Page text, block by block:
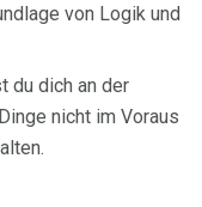
von Logik und
du dich an der
nicht im Voraus